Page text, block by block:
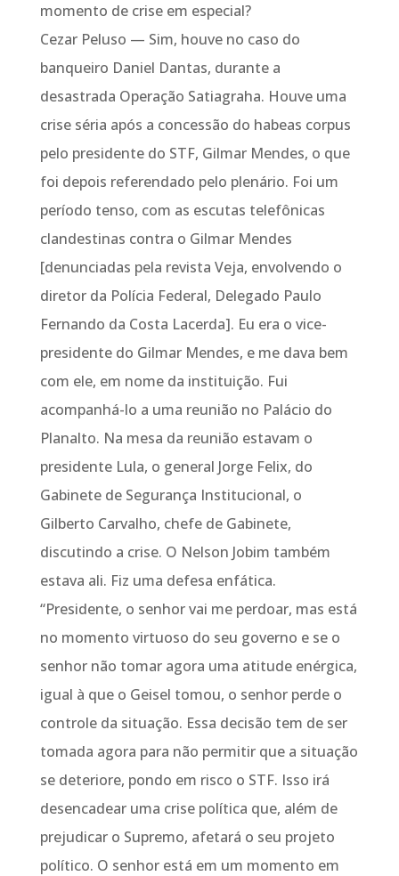
momento de crise em especial?
Cezar Peluso — Sim, houve no caso do
banqueiro Daniel Dantas, durante a
desastrada Operação Satiagraha. Houve uma
crise séria após a concessão do habeas corpus
pelo presidente do STF, Gilmar Mendes, o que
foi depois referendado pelo plenário. Foi um
período tenso, com as escutas telefônicas
clandestinas contra o Gilmar Mendes
[denunciadas pela revista Veja, envolvendo o
diretor da Polícia Federal, Delegado Paulo
Fernando da Costa Lacerda]. Eu era o vice-
presidente do Gilmar Mendes, e me dava bem
com ele, em nome da instituição. Fui
acompanhá-lo a uma reunião no Palácio do
Planalto. Na mesa da reunião estavam o
presidente Lula, o general Jorge Felix, do
Gabinete de Segurança Institucional, o
Gilberto Carvalho, chefe de Gabinete,
discutindo a crise. O Nelson Jobim também
estava ali. Fiz uma defesa enfática.
“Presidente, o senhor vai me perdoar, mas está
no momento virtuoso do seu governo e se o
senhor não tomar agora uma atitude enérgica,
igual à que o Geisel tomou, o senhor perde o
controle da situação. Essa decisão tem de ser
tomada agora para não permitir que a situação
se deteriore, pondo em risco o STF. Isso irá
desencadear uma crise política que, além de
prejudicar o Supremo, afetará o seu projeto
político. O senhor está em um momento em